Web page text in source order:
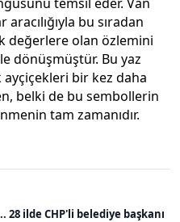
bu sıradan
değerlere olan özlemini
dönüşmüştür. Bu yaz
bir kez daha
belki de bu sembollerin
tam zamanıdır.
28 ilde CHP'li belediye başkanı